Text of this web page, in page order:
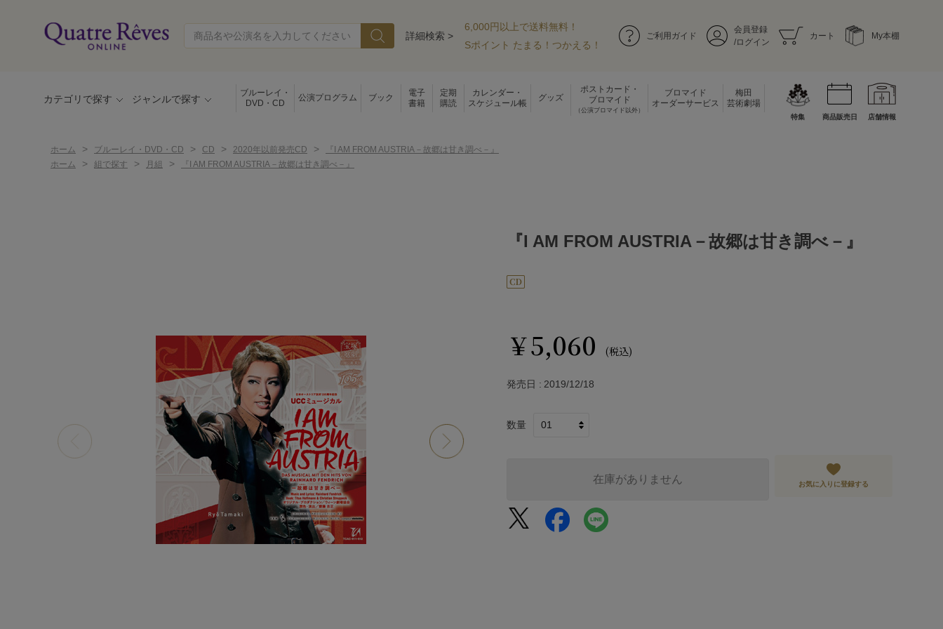
詳細検索 >
6,000円以上で送料無料！
Sポイント たまる！つかえる！
ご利用ガイド
会員登録
/ログイン
カート My本棚
カテゴリで探す ジャンルで探す
ブルーレイ・
DVD・CD
公演プログラム ブック
電子
書籍
定期
購読
カレンダー・
スケジュール帳
グッズ
ポストカード・
ブロマイド
（公演ブロマイド以外）
ブロマイド
オーダーサービス
梅田
芸術劇場
特集 商品販売日 店舗情報
ホーム > ブルーレイ・DVD・CD > CD > 2020年以前発売CD >
『I AM FROM AUSTRIA－故郷は甘き調べ－』
ホーム
> 組で探す > 月組 > 『I AM FROM AUSTRIA－故郷は甘き調べ－』
『I AM FROM AUSTRIA－故郷は甘き調べ－』
￥5,060 (税込)
発売日 2019/12/18
数量
在庫がありません お気に入りに登録する